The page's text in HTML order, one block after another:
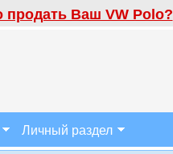
продать Ваш VW Polo?
Личный раздел